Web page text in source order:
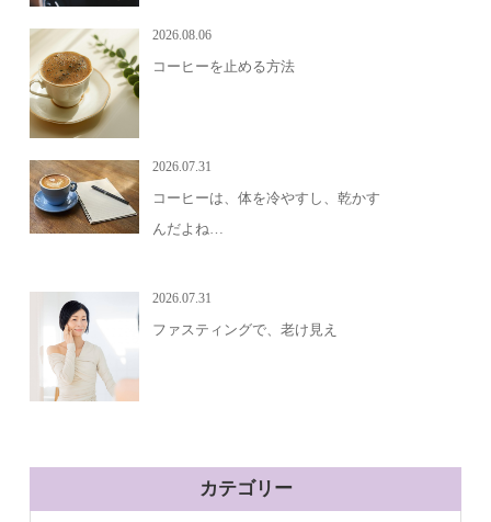
2026.08.06
コーヒーを止める方法
2026.07.31
コーヒーは、体を冷やすし、乾かす
んだよね…
2026.07.31
ファスティングで、老け見え
カテゴリー